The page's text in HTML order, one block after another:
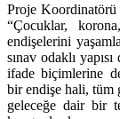
Proje Koordinatörü
“Çocuklar,
endişelerini
sınav odaklı
ifade biçimlerine
bir endişe hali, tüm
geleceğe dair bir